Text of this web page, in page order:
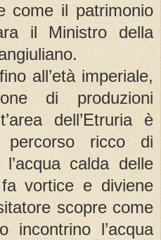
come il patrimonio
il Ministro della
all’età imperiale,
di produzioni
dell’Etruria è
ricco di
calda delle
vortice e diviene
scopre come
incontrino l’acqua